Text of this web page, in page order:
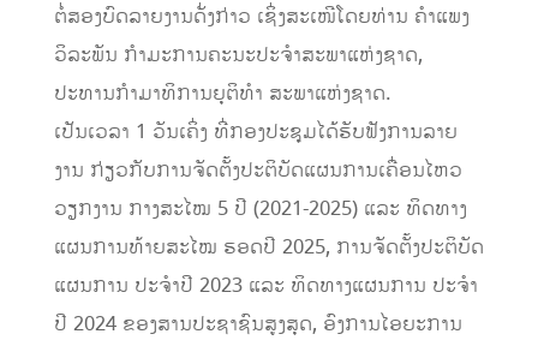
ຕໍ່ສອງບົດລາຍງານດັ່ງກ່າວ ເຊິ່ງສະເໜີໂດຍທ່ານ ຄຳແພງ
ວິລະພັນ ກຳມະການຄະນະປະຈຳສະພາແຫ່ງຊາດ,
ປະທານກຳມາທິການຍຸຕິທຳ ສະພາແຫ່ງຊາດ.
ເປັນເວລາ 1 ວັນເຄິ່ງ ທີ່ກອງປະຊຸມໄດ້ຮັບຟັງການລາຍ
ງານ ກ່ຽວກັບການຈັດຕັ້ງປະຕິບັດແຜນການເຄື່ອນໄຫວ
ວຽກງານ ກາງສະໄໝ 5 ປີ (2021-2025) ແລະ ທິດທາງ
ແຜນການທ້າຍສະໄໝ ຮອດປີ 2025, ການຈັດຕັ້ງປະຕິບັດ
ແຜນການ ປະຈໍາປີ 2023 ແລະ ທິດທາງແຜນການ ປະຈໍາ
ປີ 2024 ຂອງສານປະຊາຊົນສູງສຸດ, ອົງການໄອຍະການ